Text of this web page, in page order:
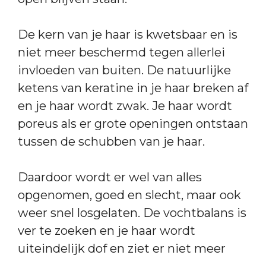
De kern van je haar is kwetsbaar en is
niet meer beschermd tegen allerlei
invloeden van buiten. De natuurlijke
ketens van keratine in je haar breken af
en je haar wordt zwak. Je haar wordt
poreus als er grote openingen ontstaan
tussen de schubben van je haar.
Daardoor wordt er wel van alles
opgenomen, goed en slecht, maar ook
weer snel losgelaten. De vochtbalans is
ver te zoeken en je haar wordt
uiteindelijk dof en ziet er niet meer